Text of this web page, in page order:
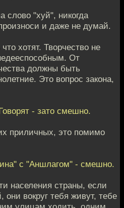
слово "хуй", никогда
и даже не думай.
хотят. Творчество не
От
должны быть
Это вопрос закона,
- зато смешно.
приличных, это помимо
с "Аншлагом" - смешно.
населения страны, если
они вокруг тебя живут, тебе